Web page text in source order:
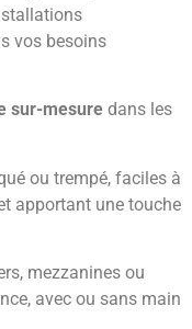
vos besoins
sur-mesure dans les
ou trempé, faciles à
apportant une touche
mezzanines ou
avec ou sans main